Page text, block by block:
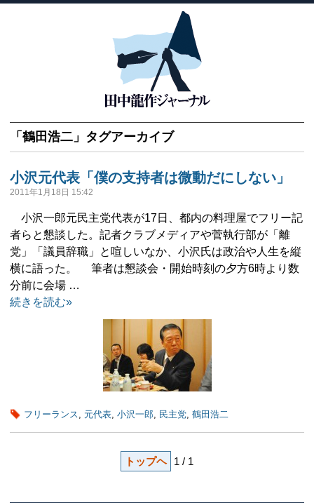
「 鶴田浩二 」タグアーカイブ
小沢元代表「僕の支持者は微動だにしない」
2011年1月18日 15:42
小沢一郎元民主党代表が17日、都内の料理屋でフリー記
者らと懇談した。記者クラブメディアや菅執行部が「離
党」「議員辞職」と喧しいなか、小沢氏は政治や人生を縦
横に語った。 筆者は懇談会・開始時刻の夕方6時より数
分前に会場 …
続きを読む»
フリーランス, 元代表, 小沢一郎, 民主党, 鶴田浩二
トップヘ 1 / 1